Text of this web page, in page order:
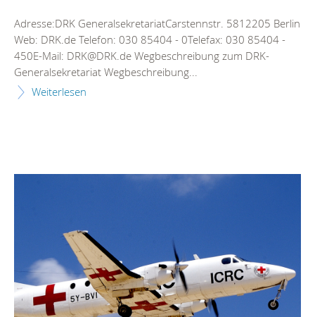
Adresse:DRK GeneralsekretariatCarstennstr. 5812205 Berlin
Web: DRK.de Telefon: 030 85404 - 0Telefax: 030 85404 -
450E-Mail: DRK@DRK.de Wegbeschreibung zum DRK-
Generalsekretariat Wegbeschreibung...
Weiterlesen